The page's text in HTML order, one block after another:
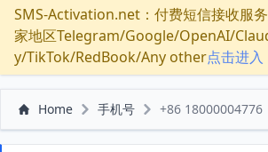
SMS-Activation.net：付费短信接收服
家地区Telegram/Google/OpenAI/
y/TikTok/RedBook/Any other点击进入
Home 手机号 +86 18000004776